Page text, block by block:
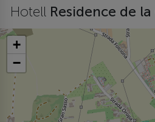
Hotell Residence de la
+
−